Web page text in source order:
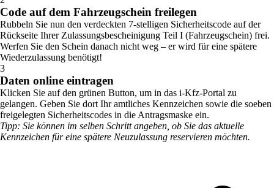
Code auf dem Fahrzeugschein freilegen
Rubbeln Sie nun den verdeckten 7-stelligen Sicherheitscode auf der
Rückseite Ihrer Zulassungsbescheinigung Teil I (Fahrzeugschein) frei.
Werfen Sie den Schein danach nicht weg – er wird für eine spätere
Wiederzulassung benötigt!
3
Daten online eintragen
Klicken Sie auf den grünen Button, um in das i-Kfz-Portal zu
gelangen. Geben Sie dort Ihr amtliches Kennzeichen sowie die soeben
freigelegten Sicherheitscodes in die Antragsmaske ein.
Tipp: Sie können im selben Schritt angeben, ob Sie das aktuelle
Kennzeichen für eine spätere Neuzulassung reservieren möchten.